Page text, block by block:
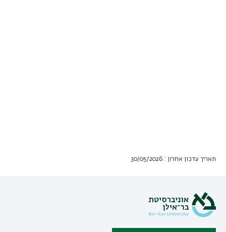
תאריך עדכון אחרון : 30/05/2026